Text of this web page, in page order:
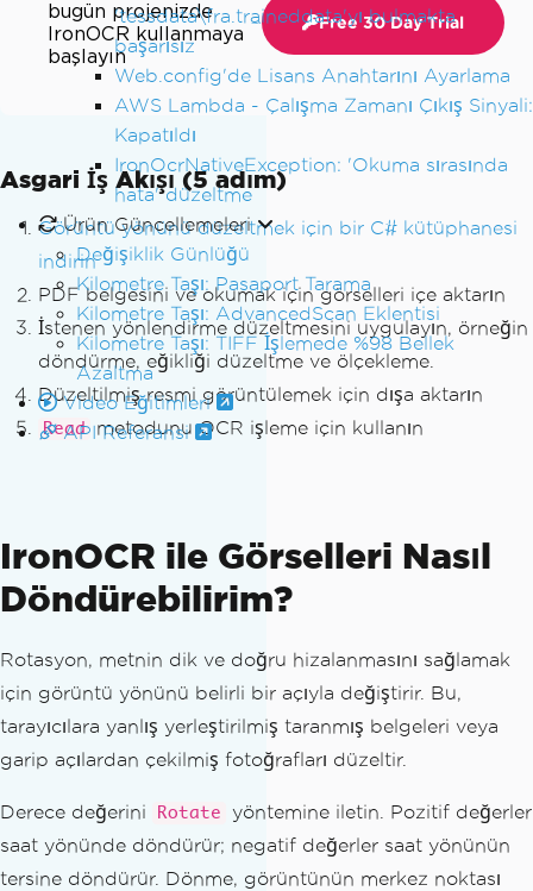
'tessdata\fra.traineddata'yı bulmakta
başarısız
Web.config'de Lisans Anahtarını Ayarlama
AWS Lambda - Çalışma Zamanı Çıkış Sinyali:
Kapatıldı
IronOcrNativeException: 'Okuma sırasında
hata' düzeltme
Ürün Güncellemeleri
Değişiklik Günlüğü
Kilometre Taşı: Pasaport Tarama
Kilometre Taşı: AdvancedScan Eklentisi
Kilometre Taşı: TIFF İşlemede %98 Bellek
Azaltma
Video Eğitimleri
API Referansi
bugün projenizde
IronOCR kullanmaya
başlayın
Free 30 Day Trial
Asgari İş Akışı (5 adım)
Görüntü yönünü düzeltmek için bir C# kütüphanesi
indirin
PDF belgesini ve okumak için görselleri içe aktarın
İstenen yönlendirme düzeltmesini uygulayın, örneğin
döndürme, eğikliği düzeltme ve ölçekleme.
Düzeltilmiş resmi görüntülemek için dışa aktarın
Read metodunu OCR işleme için kullanın
IronOCR ile Görselleri Nasıl
Döndürebilirim?
Rotasyon, metnin dik ve doğru hizalanmasını sağlamak
için görüntü yönünü belirli bir açıyla değiştirir. Bu,
tarayıcılara yanlış yerleştirilmiş taranmış belgeleri veya
garip açılardan çekilmiş fotoğrafları düzeltir.
Derece değerini Rotate
yöntemine iletin. Pozitif değerler
saat yönünde döndürür; negatif değerler saat yönünün
tersine döndürür. Dönme, görüntünün merkez noktası